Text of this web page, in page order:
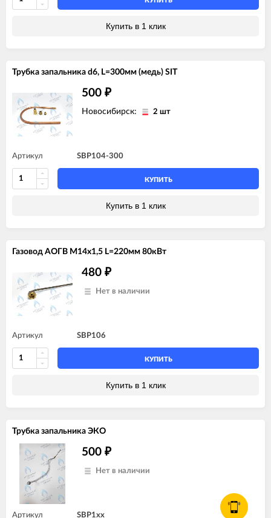
Купить в 1 клик
Трубка запальника d6, L=300мм (медь) SIT
500 ₽
Новосибирск: 2 шт
Артикул SBP104-300
КУПИТЬ
Купить в 1 клик
Газовод АОГВ M14x1,5 L=220мм 80кВт
480 ₽
Нет в наличии
Артикул SBP106
КУПИТЬ
Купить в 1 клик
Трубка запальника ЭКО
500 ₽
Нет в наличии
Артикул SBP1xx